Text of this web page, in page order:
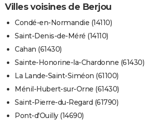
Villes voisines de Berjou
Condé-en-Normandie (14110)
Saint-Denis-de-Méré (14110)
Cahan (61430)
Sainte-Honorine-la-Chardonne (61430)
La Lande-Saint-Siméon (61100)
Ménil-Hubert-sur-Orne (61430)
Saint-Pierre-du-Regard (61790)
Pont-d'Ouilly (14690)